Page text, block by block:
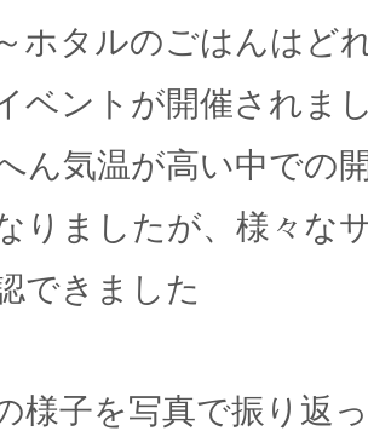
ホタルのごはんはど
ベントが開催されま
ん気温が高い中での
りましたが、様々な
できました
様子を写真で振り返